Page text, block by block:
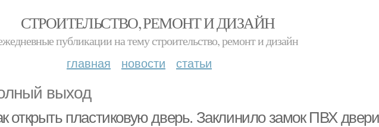
СТРОИТЕЛЬСТВО, РЕМОНТ И ДИЗАЙН
публикации на тему строительство, ремонт и дизайн
главная новости статьи
выход
открыть пластиковую дверь. Заклинило замок ПВХ